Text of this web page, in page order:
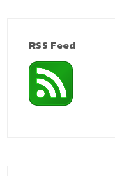
RSS Feed